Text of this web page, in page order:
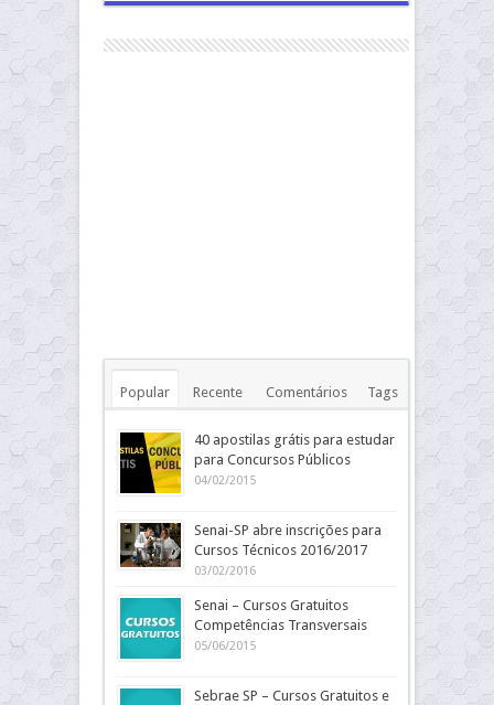
Popular Recente Comentários Tags
40 apostilas grátis para estudar
para Concursos Públicos
04/02/2015
Senai-SP abre inscrições para
Cursos Técnicos 2016/2017
03/02/2016
Senai – Cursos Gratuitos
Competências Transversais
05/06/2015
Sebrae SP – Cursos Gratuitos e